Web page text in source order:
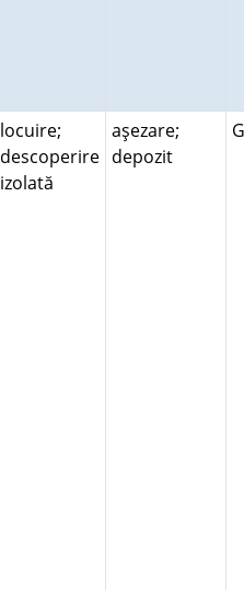
locuire;
descoperire
izolată
aşezare;
depozit